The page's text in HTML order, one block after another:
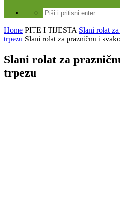
Home PITE I TIJESTA Slani rolat
trpezu Slani rolat za prazničnu i
Slani rolat za
trpezu